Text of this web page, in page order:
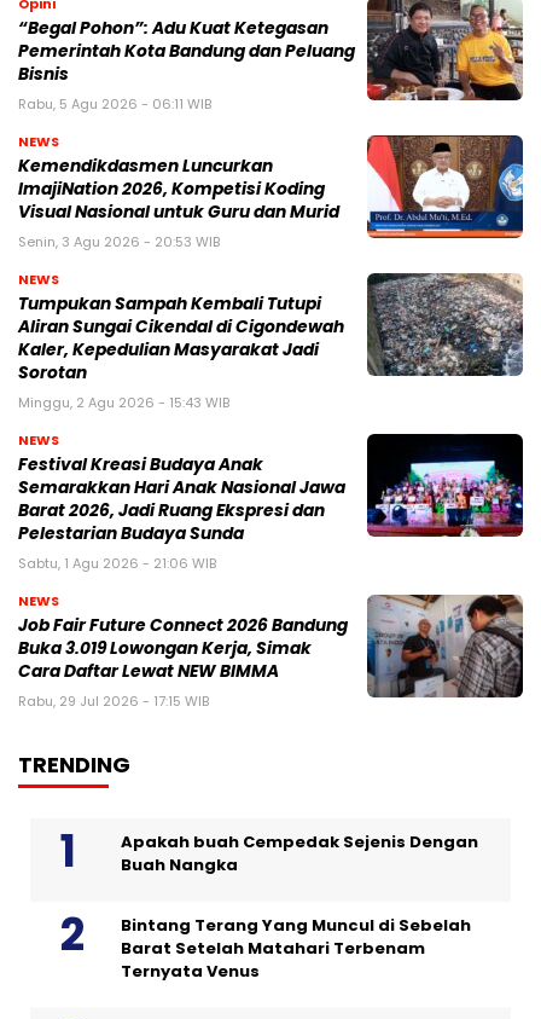
Opini
“Begal Pohon”: Adu Kuat Ketegasan
Pemerintah Kota Bandung dan Peluang
Bisnis
Rabu, 5 Agu 2026 - 06:11 WIB
NEWS
Kemendikdasmen Luncurkan
ImajiNation 2026, Kompetisi Koding
Visual Nasional untuk Guru dan Murid
Senin, 3 Agu 2026 - 20:53 WIB
NEWS
Tumpukan Sampah Kembali Tutupi
Aliran Sungai Cikendal di Cigondewah
Kaler, Kepedulian Masyarakat Jadi
Sorotan
Minggu, 2 Agu 2026 - 15:43 WIB
NEWS
Festival Kreasi Budaya Anak
Semarakkan Hari Anak Nasional Jawa
Barat 2026, Jadi Ruang Ekspresi dan
Pelestarian Budaya Sunda
Sabtu, 1 Agu 2026 - 21:06 WIB
NEWS
Job Fair Future Connect 2026 Bandung
Buka 3.019 Lowongan Kerja, Simak
Cara Daftar Lewat NEW BIMMA
Rabu, 29 Jul 2026 - 17:15 WIB
TRENDING
Apakah buah Cempedak Sejenis Dengan
Buah Nangka
Bintang Terang Yang Muncul di Sebelah
Barat Setelah Matahari Terbenam
Ternyata Venus